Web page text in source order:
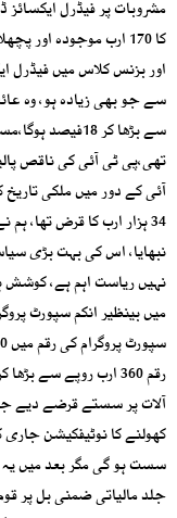
مشروبات پر فیڈرل
کا 170 ارب موجودہ
سے بڑھا کر
تھی،پی ٹی آئی کی ناقص
آئی کے دور میں ملکی
34 ہزار ارب کا قرض
نبھایا، اس کی بہت بڑی
نہیں ریاست اہم ہے،
میں بینظیر انکم سپورٹ
آلات پر سستے قرضے دیے
کھولنے کا نوٹیفکیشن
جلد مالیاتی ضمنی بل پر